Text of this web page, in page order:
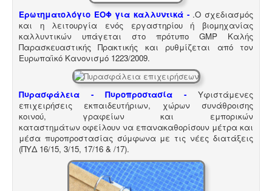
Ερωτηματολόγιο ΕΟΦ για καλλυντικά - .Ο σχεδιασμός
και η λειτουργία ενός εργαστηρίου ή βιομηχανίας
καλλυντικών υπάγεται στο πρότυπο GMP Καλής
Παρασκευαστικής Πρακτικής και ρυθμίζεται από τον
Ευρωπαϊκό Κανονισμό 1223/2009.
Πυρασφάλεια - Πυροπροστασία -
Υφιστάμενες
επιχειρήσεις εκπαιδευτήριων, χώρων συνάθροισης
κοινού, γραφείων και εμπορικών
καταστημάτων οφείλουν να επανακαθορίσουν μέτρα και
μέσα πυροπροστασίας σύμφωνα με τις νέες διατάξεις
(ΠΥΔ 16/15, 3/15, 17/16 & /17).